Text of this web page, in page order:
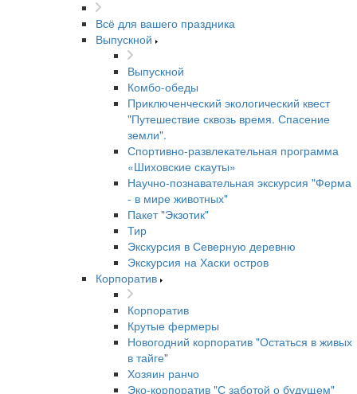
Всё для вашего праздника
Выпускной
Выпускной
Комбо-обеды
Приключенческий экологический квест
"Путешествие сквозь время. Спасение
земли".
Спортивно-развлекательная программа
«Шиховские скауты»
Научно-познавательная экскурсия "Ферма
- в мире животных"
Пакет "Экзотик"
Тир
Экскурсия в Северную деревню
Экскурсия на Хаски остров
Корпоратив
Корпоратив
Крутые фермеры
Новогодний корпоратив "Остаться в живых
в тайге"
Хозяин ранчо
Эко-корпоратив "С заботой о будущем"